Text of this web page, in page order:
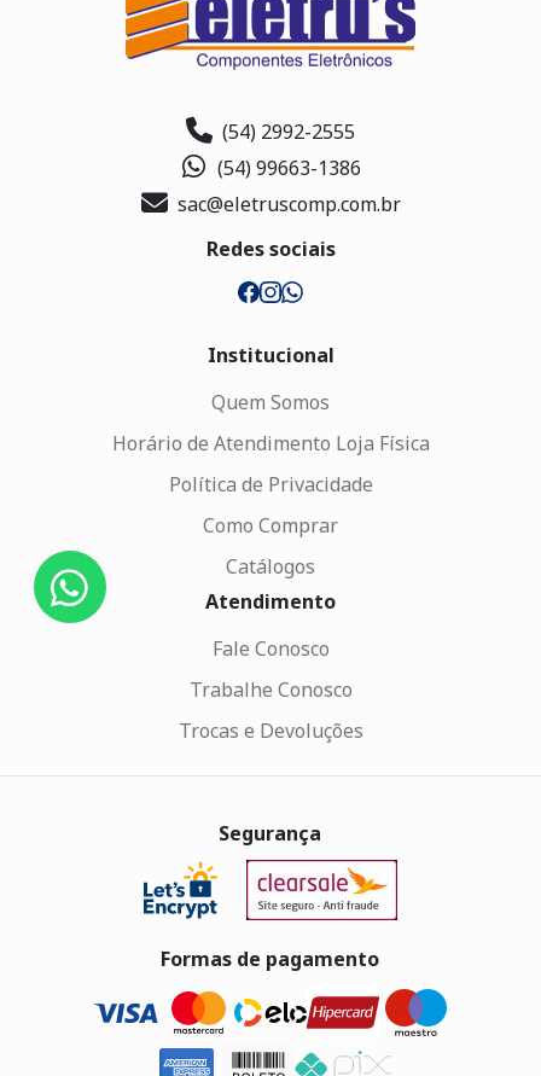
(54) 2992-2555
(54) 99663-1386
sac@eletruscomp.com.br
Redes sociais
Institucional
Quem Somos
Horário de Atendimento Loja Física
Política de Privacidade
Como Comprar
Catálogos
Atendimento
Fale Conosco
Trabalhe Conosco
Trocas e Devoluções
Segurança
Formas de pagamento